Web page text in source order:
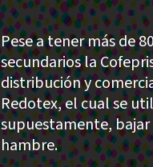
Pese a tener más de
secundarios la
distribución y
Redotex, el cual se
supuestamente, bajar
hambre.